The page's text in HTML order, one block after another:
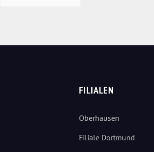
FILIALEN
Oberhausen
Filiale Dortmund